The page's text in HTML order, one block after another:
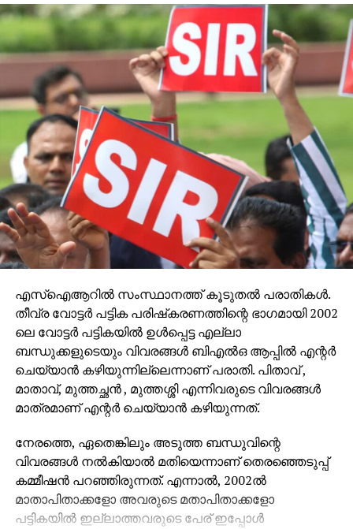
എസ്‌ഐആറില്‍ സംസ്ഥാനത്ത് കൂടുതല്‍ പരാതികള്‍.
തീവ്ര വോട്ടര്‍ പട്ടിക പരിഷ്‌കരണത്തിന്റെ ഭാഗമായി 2002
ലെ വോട്ടര്‍ പട്ടികയില്‍ ഉള്‍പ്പെട്ട എല്ലാ
ബന്ധുക്കളുടെയും വിവരങ്ങള്‍ ബിഎല്‍ഒ ആപ്പില്‍ എന്റര്‍
ചെയ്യാന്‍ കഴിയുന്നില്ലെന്നാണ് പരാതി. പിതാവ് ,
മാതാവ്, മുത്തച്ഛന്‍ , മുത്തശ്ശി എന്നിവരുടെ വിവരങ്ങള്‍
മാത്രമാണ് എന്റര്‍ ചെയ്യാന്‍ കഴിയുന്നത്.
നേരത്തെ, ഏതെങ്കിലും അടുത്ത ബന്ധുവിന്റെ
വിവരങ്ങള്‍ നല്‍കിയാല്‍ മതിയെന്നാണ് തെരഞ്ഞെടുപ്പ്
കമ്മീഷന്‍ പറഞ്ഞിരുന്നത്. എന്നാല്‍, 2002ല്‍
മാതാപിതാക്കളോ അവരുടെ മതാപിതാക്കളോ
പട്ടികയില്‍ ഇല്ലാത്തവരുടെ പേര് ഇപ്പോള്‍